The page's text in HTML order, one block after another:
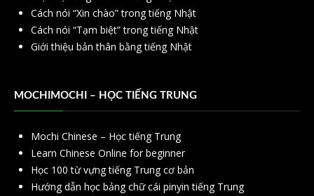
Cách nói “Xin chào” trong tiếng Nhật
Cách nói “Tạm biệt” trong tiếng Nhật
Giới thiệu bản thân bằng tiếng Nhật
MOCHIMOCHI – HỌC TIẾNG TRUNG
Mochi Chinese – Học tiếng Trung
Learn Chinese Online for beginner
Học 100 từ vựng tiếng Trung cơ bản
Hướng dẫn học bảng chữ cái pinyin tiếng Trung